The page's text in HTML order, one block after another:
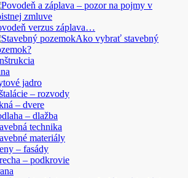
verzus záplava…
Ako vybrať stavebný
jadro
– rozvody
– dvere
– dlažba
technika
materiály
– fasády
– podkrovie